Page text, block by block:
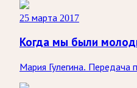
25 марта 2017
Когда мы были
Мария Гулегина. Передача